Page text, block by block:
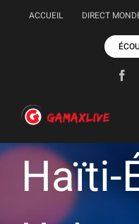
PasserACCUEIL DIRECT
Haïti-